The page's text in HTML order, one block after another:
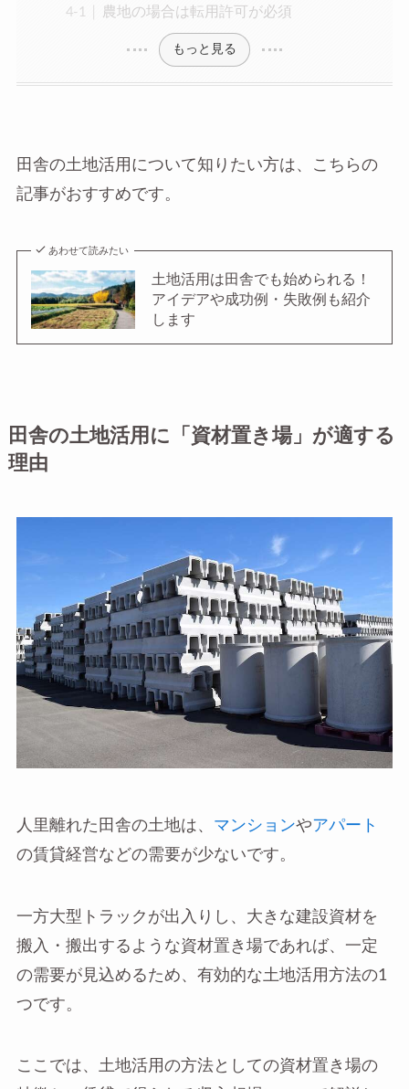
農地の場合は転用許可が必須
もっと見る
田舎の土地活用について知りたい方は、こちらの
記事がおすすめです。
あわせて読みたい
土地活用は田舎でも始められる！
アイデアや成功例・失敗例も紹介
します
田舎の土地活用に「資材置き場」が適する
理由
人里離れた田舎の土地は、 マンションやアパート
の賃貸経営などの需要が少ないです。
一方大型トラックが出入りし、大きな建設資材を
搬入・搬出するような資材置き場であれば、一定
の需要が見込めるため、有効的な土地活用方法の1
つです。
ここでは、土地活用の方法としての資材置き場の